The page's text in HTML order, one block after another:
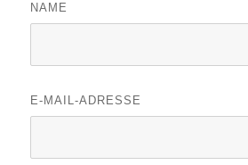
NAME
E-MAIL-ADRESSE